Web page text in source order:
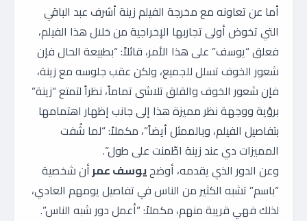
أما عن تعاونه مع مخرجة الفيلم زينة أشرف عبد الباقي
التي تخوض أولى تجاربها الإخراجية من خلال هذا الفيلم،
فعلق “يوسف” على هذا الأمر، قائلاً: “بطبيعة الحال فإن
شعور الخوف تسلل للجميع، ولكن عقب جلوسه مع زينة،
فإن شعور الخوف والقلق تلاشى تماماً، نظراً لتمتع “زينة”
برؤية ووجهة نظر مميزة هذا إلى جانب إظهار اهتمامها
بتفاصيل الفيلم، وبالممثل أيضاً”، مكملاً: “لما شُفت
المميزات دي عند زينة اطّمنت على طول”.
وعن الدور الذي يقدمه، أوضحيوسف عمرأن شخصية
“باسم” تشبه الكثير من الناس في تفاصيل يومهم العادي،
لذلك فهي قريبة منهم، مكملاً: “أعمل دور شبه الناس”.